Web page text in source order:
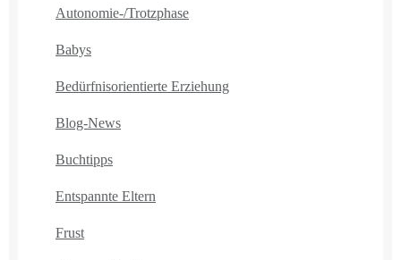
Autonomie-/Trotzphase
Babys
Bedürfnisorientierte Erziehung
Blog-News
Buchtipps
Entspannte Eltern
Frust